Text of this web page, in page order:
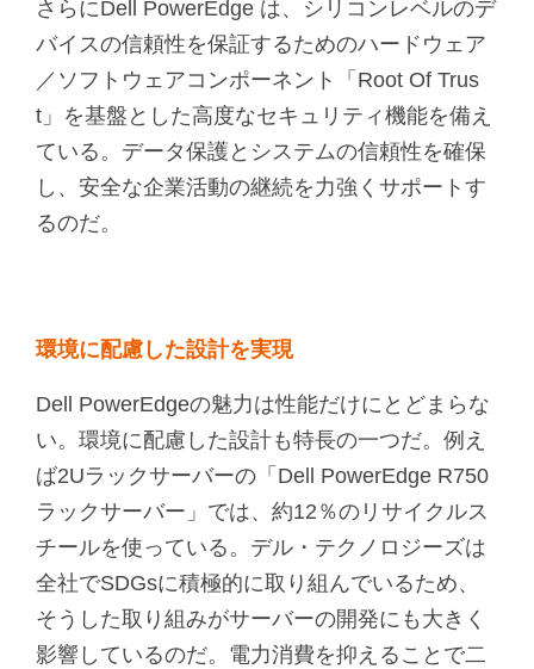
さらにDell PowerEdge は、シリコンレベルのデ
バイスの信頼性を保証するためのハードウェア
／ソフトウェアコンポーネント「Root Of Trus
t」を基盤とした高度なセキュリティ機能を備え
ている。データ保護とシステムの信頼性を確保
し、安全な企業活動の継続を力強くサポートす
るのだ。
環境に配慮した設計を実現
Dell PowerEdgeの魅力は性能だけにとどまらな
い。環境に配慮した設計も特長の一つだ。例え
ば2Uラックサーバーの「Dell PowerEdge R750
ラックサーバー」では、約12％のリサイクルス
チールを使っている。デル・テクノロジーズは
全社でSDGsに積極的に取り組んでいるため、
そうした取り組みがサーバーの開発にも大きく
影響しているのだ。電力消費を抑えることで二